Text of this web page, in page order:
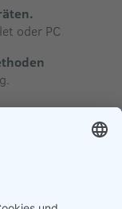
oder PC
zu.
Zugang.
Konditionen.